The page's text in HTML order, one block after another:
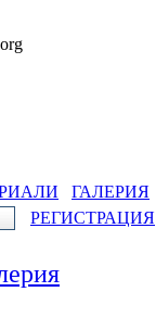
ГАЛЕРИЯ
РЕГИСТРАЦИЯ